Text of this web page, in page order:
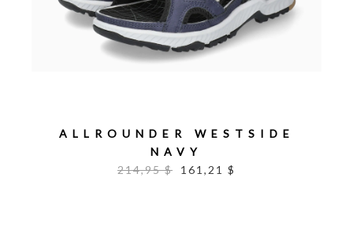
ALLROUNDER WESTSIDE
NAVY
214,95 $
161,21 $